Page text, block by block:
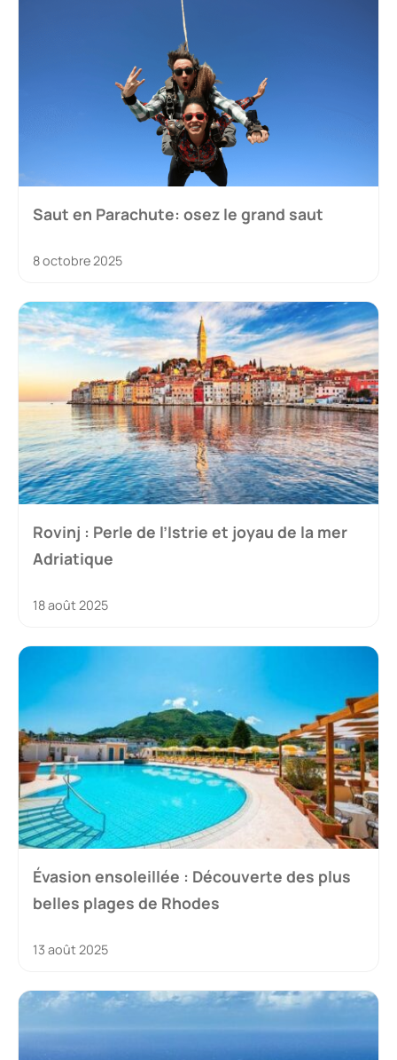
Saut en Parachute: osez le grand saut
8 octobre 2025
Rovinj : Perle de l’Istrie et joyau de la mer
Adriatique
18 août 2025
Évasion ensoleillée : Découverte des plus
belles plages de Rhodes
13 août 2025